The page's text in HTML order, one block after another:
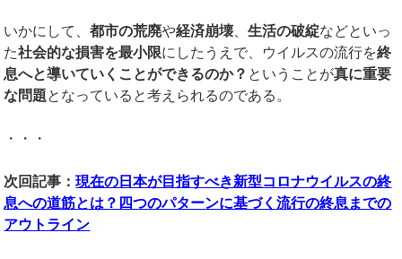
いかにして、都市の荒廃や経済崩壊、生活の破綻などといっ
た社会的な損害を最小限にしたうえで、ウイルスの流行を終
息へと導いていくことができるのか？ ということが真に重要
な問題となっていると考えられるのである。
・・・
次回記事：現在の日本が目指すべき新型コロナウイルスの終
息への道筋とは？四つのパターンに基づく流行の終息までの
アウトライン